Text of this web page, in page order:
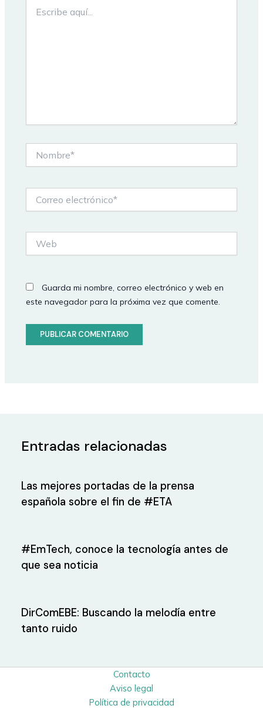
aquí...
electrónico*
Guarda mi nombre, correo electrónico y web en
este navegador para la próxima vez que comente.
Entradas relacionadas
Las mejores portadas de la prensa
española sobre el fin de #ETA
#EmTech, conoce la tecnología antes de
que sea noticia
DirComEBE: Buscando la melodía entre
tanto ruido
Contacto
Aviso legal
Política de privacidad